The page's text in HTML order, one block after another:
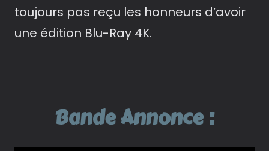
toujours pas reçu les honneurs d’avoir
une édition Blu-Ray 4K.
Bande Annonce :